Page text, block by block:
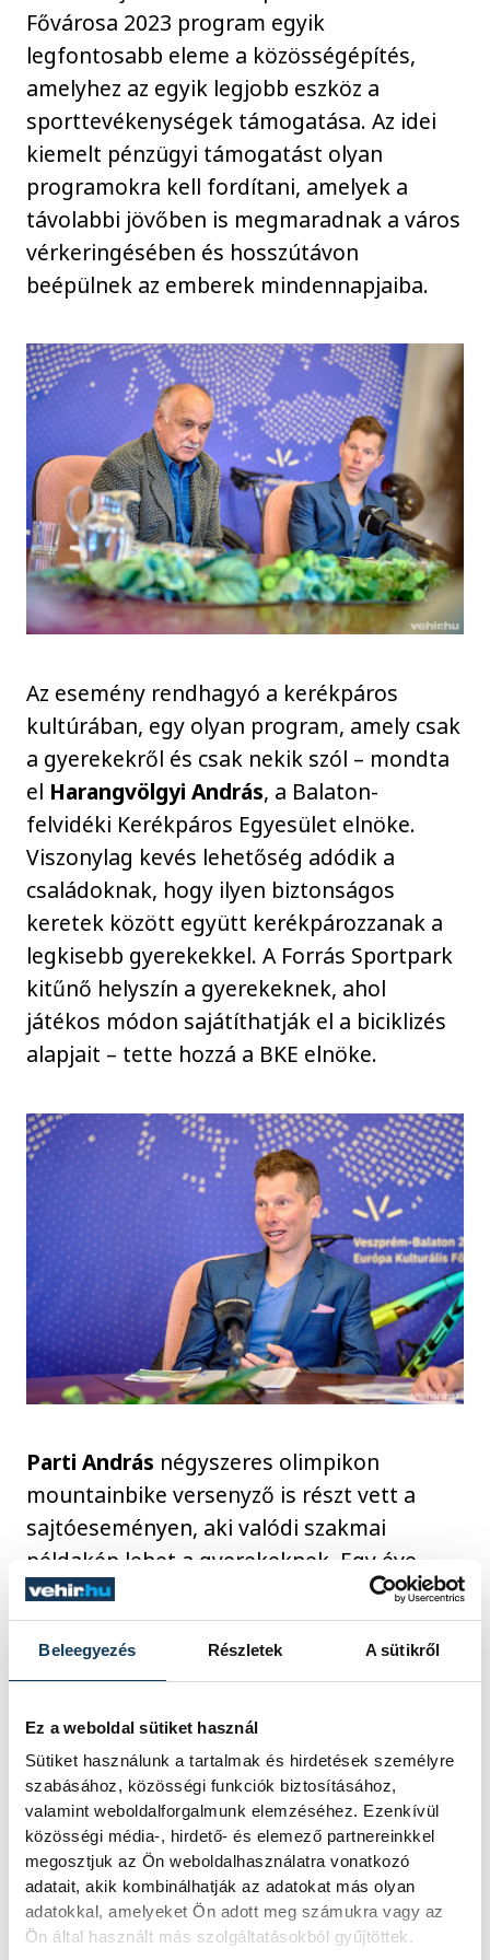
Beleegyezés Részletek A sütikről
Ez a weboldal sütiket használ
Sütiket használunk a tartalmak és hirdetések személyre
szabásához, közösségi funkciók biztosításához,
valamint weboldalforgalmunk elemzéséhez. Ezenkívül
közösségi média-, hirdető- és elemező partnereinkkel
megosztjuk az Ön weboldalhasználatra vonatkozó
adatait, akik kombinálhatják az adatokat más olyan
adatokkal, amelyeket Ön adott meg számukra vagy az
Ön által használt más szolgáltatásokból gyűjtöttek.
Fővárosa 2023 program egyik
legfontosabb eleme a közösségépítés,
amelyhez az egyik legjobb eszköz a
sporttevékenységek támogatása. Az idei
kiemelt pénzügyi támogatást olyan
programokra kell fordítani, amelyek a
távolabbi jövőben is megmaradnak a város
vérkeringésében és hosszútávon
beépülnek az emberek mindennapjaiba.
Az esemény rendhagyó a kerékpáros
kultúrában, egy olyan program, amely csak
a gyerekekről és csak nekik szól – mondta
el Harangvölgyi András, a Balaton-
felvidéki Kerékpáros Egyesület elnöke.
Viszonylag kevés lehetőség adódik a
családoknak, hogy ilyen biztonságos
keretek között együtt kerékpározzanak a
legkisebb gyerekekkel. A Forrás Sportpark
kitűnő helyszín a gyerekeknek, ahol
játékos módon sajátíthatják el a biciklizés
alapjait – tette hozzá a BKE elnöke.
Parti András négyszeres olimpikon
mountainbike versenyző is részt vett a
sajtóeseményen, aki valódi szakmai
példakép lehet a gyerekeknek. Egy éve
hagyta abba a profi versenyzést, és azóta
az utánpótlással foglalkozik. Az olimpikon
szerint a mostani gyerekek sokkal
kevesebbet sportolnak, sokan nem is
tudnak biciklizni, mert a technika, a
telefonok annyira elvonják a figyelmüket.
Ezek az események segítenek kizökkenteni
őket, és az egészséges életmód
kialakításában is szerepet játszanak.
Az új bringapályán öt különböző